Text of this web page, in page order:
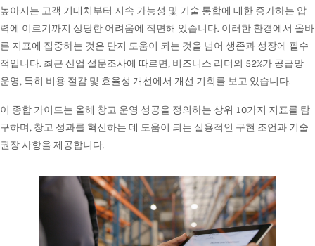
높아지는 고객 기대치부터 지속 가능성 및 기술 통합에 대한 증가하는 압
력에 이르기까지 상당한 어려움에 직면해 있습니다. 이러한 환경에서 올바
른 지표에 집중하는 것은 단지 도움이 되는 것을 넘어 생존과 성장에 필수
적입니다. 최근 산업 설문조사에 따르면, 비즈니스 리더의 52%가 공급망
운영, 특히 비용 절감 및 효율성 개선에서 개선 기회를 보고 있습니다.
이 종합 가이드는 올해 창고 운영 성공을 정의하는 상위 10가지 지표를 탐
구하며, 창고 성과를 혁신하는 데 도움이 되는 실용적인 구현 조언과 기술
권장 사항을 제공합니다.